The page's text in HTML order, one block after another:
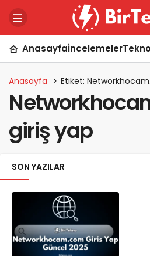
Anasayfaİncelemeler
Anasayfa Etiket:
giriş yap
SON YAZILAR